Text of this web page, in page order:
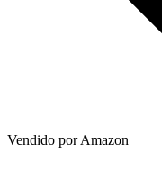
Vendido porAmazon